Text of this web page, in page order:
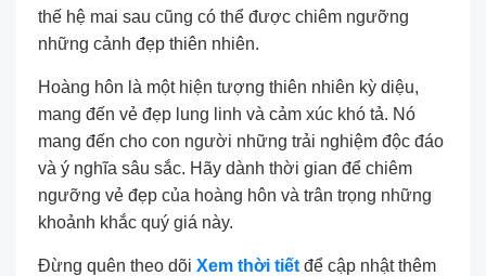
thế hệ mai sau cũng có thể được chiêm ngưỡng
những cảnh đẹp thiên nhiên.
Hoàng hôn là một hiện tượng thiên nhiên kỳ diệu,
mang đến vẻ đẹp lung linh và cảm xúc khó tả. Nó
mang đến cho con người những trải nghiệm độc đáo
và ý nghĩa sâu sắc. Hãy dành thời gian để chiêm
ngưỡng vẻ đẹp của hoàng hôn và trân trọng những
khoảnh khắc quý giá này.
Đừng quên theo dõi Xem thời tiết để cập nhật thêm